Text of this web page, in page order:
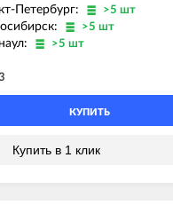
Петербург: >5 шт
>5 шт
>5 шт
КУПИТЬ
Купить в 1 клик